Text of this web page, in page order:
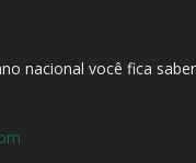
nacional você fica